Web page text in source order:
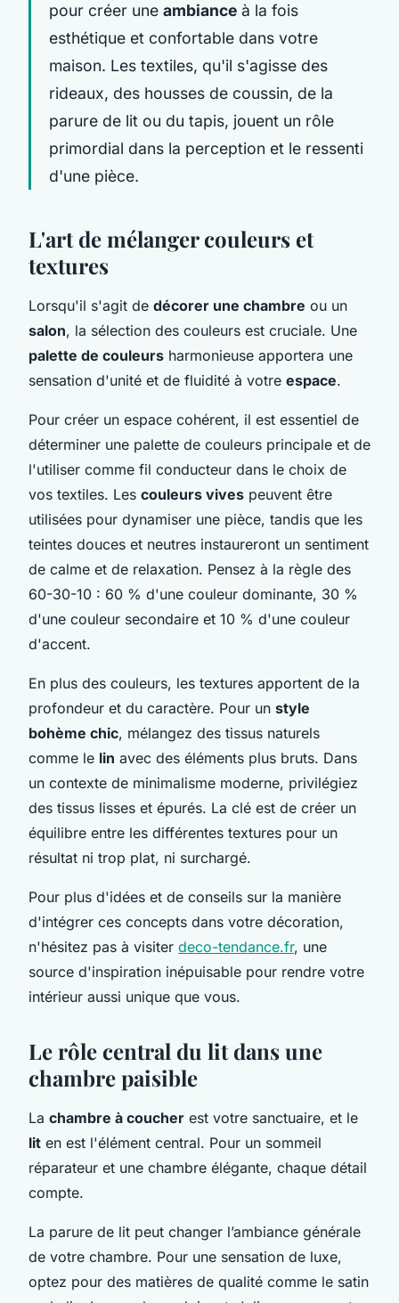
pour créer une ambiance à la fois
esthétique et confortable dans votre
maison. Les textiles, qu'il s'agisse des
rideaux, des housses de coussin, de la
parure de lit ou du tapis, jouent un rôle
primordial dans la perception et le ressenti
d'une pièce.
L'art de mélanger couleurs et
textures
Lorsqu'il s'agit de décorer une chambre ou un
salon, la sélection des couleurs est cruciale. Une
palette de couleurs harmonieuse apportera une
sensation d'unité et de fluidité à votre espace.
Pour créer un espace cohérent, il est essentiel de
déterminer une palette de couleurs principale et de
l'utiliser comme fil conducteur dans le choix de
vos textiles. Les couleurs vives peuvent être
utilisées pour dynamiser une pièce, tandis que les
teintes douces et neutres instaureront un sentiment
de calme et de relaxation. Pensez à la règle des
60-30-10 : 60 % d'une couleur dominante, 30 %
d'une couleur secondaire et 10 % d'une couleur
d'accent.
En plus des couleurs, les textures apportent de la
profondeur et du caractère. Pour un style
bohème chic, mélangez des tissus naturels
comme le lin avec des éléments plus bruts. Dans
un contexte de minimalisme moderne, privilégiez
des tissus lisses et épurés. La clé est de créer un
équilibre entre les différentes textures pour un
résultat ni trop plat, ni surchargé.
Pour plus d'idées et de conseils sur la manière
d'intégrer ces concepts dans votre décoration,
n'hésitez pas à visiter deco-tendance.fr, une
source d'inspiration inépuisable pour rendre votre
intérieur aussi unique que vous.
Le rôle central du lit dans une
chambre paisible
La chambre à coucher est votre sanctuaire, et le
lit en est l'élément central. Pour un sommeil
réparateur et une chambre élégante, chaque détail
compte.
La parure de lit peut changer l’ambiance générale
de votre chambre. Pour une sensation de luxe,
optez pour des matières de qualité comme le satin